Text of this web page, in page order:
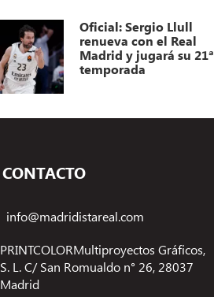
Oficial: Sergio Llull
renueva con el Real
Madrid y jugará su 21ª
temporada
CONTACTO
info@madridistareal.com
PRINTCOLORMultiproyectos Gráficos,
S. L. C/ San Romualdo n° 26, 28037
Madrid